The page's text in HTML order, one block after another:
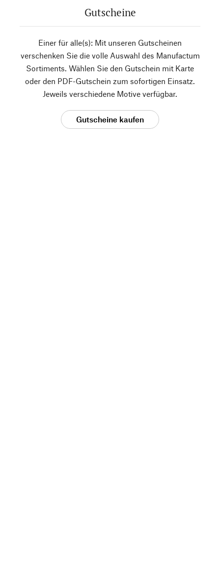
Gutscheine
Einer für alle(s): Mit unseren Gutscheinen
verschenken Sie die volle Auswahl des Manufactum
Sortiments. Wählen Sie den Gutschein mit Karte
oder den PDF-Gutschein zum sofortigen Einsatz.
Jeweils verschiedene Motive verfügbar.
Gutscheine kaufen